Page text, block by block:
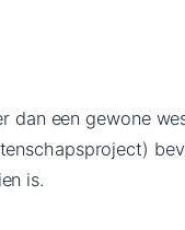
dan een gewone
is.